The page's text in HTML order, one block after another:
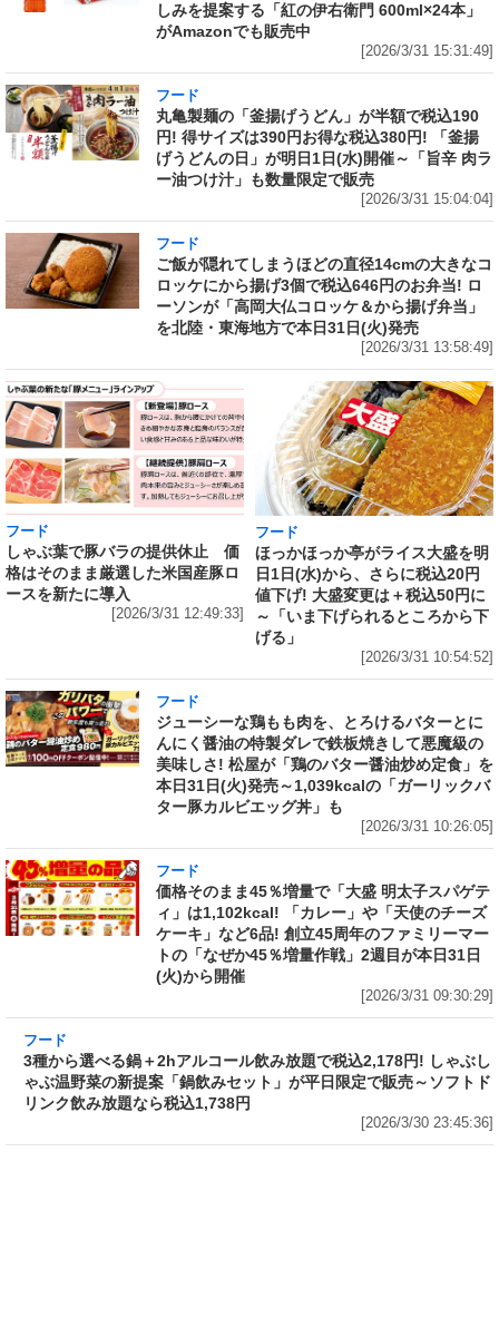
しみを提案する「紅の伊右衛門 600ml×24本」
がAmazonでも販売中
[2026/3/31 15:31:49]
フード
丸亀製麺の「釜揚げうどん」が半額で税込190
円! 得サイズは390円お得な税込380円! 「釜揚
げうどんの日」が明日1日(水)開催～「旨辛 肉ラ
ー油つけ汁」も数量限定で販売
[2026/3/31 15:04:04]
フード
ご飯が隠れてしまうほどの直径14cmの大きなコ
ロッケにから揚げ3個で税込646円のお弁当! ロ
ーソンが「高岡大仏コロッケ＆から揚げ弁当」
を北陸・東海地方で本日31日(火)発売
[2026/3/31 13:58:49]
フード
しゃぶ葉で豚バラの提供休止 価
格はそのまま厳選した米国産豚ロ
ースを新たに導入
[2026/3/31 12:49:33]
フード
ほっかほっか亭がライス大盛を明
日1日(水)から、さらに税込20円
値下げ! 大盛変更は＋税込50円に
～「いま下げられるところから下
げる」
[2026/3/31 10:54:52]
フード
ジューシーな鶏もも肉を、とろけるバターとに
んにく醤油の特製ダレで鉄板焼きして悪魔級の
美味しさ! 松屋が「鶏のバター醤油炒め定食」を
本日31日(火)発売～1,039kcalの「ガーリックバ
ター豚カルビエッグ丼」も
[2026/3/31 10:26:05]
フード
価格そのまま45％増量で「大盛 明太子スパゲテ
ィ」は1,102kcal! 「カレー」や「天使のチーズ
ケーキ」など6品! 創立45周年のファミリーマー
トの「なぜか45％増量作戦」2週目が本日31日
(火)から開催
[2026/3/31 09:30:29]
3種から選べる鍋＋2hアルコール飲み放題で税
込2,178円! しゃぶしゃぶ温野菜の新提案「鍋飲
みセット」が平日限定で販売～ソフトドリンク
[2026/3/30 23:45:36]